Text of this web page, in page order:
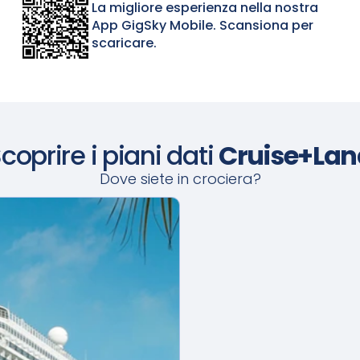
La migliore esperienza nella nostra
App GigSky Mobile. Scansiona per
scaricare.
i piani dati
Dove siete in crociera?